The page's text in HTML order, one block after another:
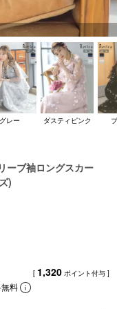
グレー ダスティピンク
ーブ袖ロングスカー
)
[ 1,320 ポイント付与 ]
無料